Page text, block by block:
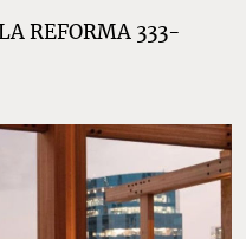
REFORMA 333-